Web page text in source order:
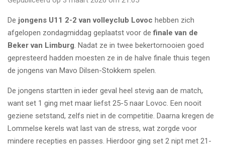
De jongens U11 2-2 van volleyclub Lovoc hebben zich
afgelopen zondagmiddag geplaatst voor definale van de
Beker van Limburg. Nadat ze in twee bekertornooien goed
gepresteerd hadden moesten ze in de halve finale thuis tegen
de jongens van Mavo Dilsen-Stokkem spelen.
De jongens startten in ieder geval heel stevig aan de match,
want set 1 ging met maar liefst 25-5 naar Lovoc. Een nooit
geziene setstand, zelfs niet in de competitie. Daarna kregen de
Lommelse kerels wat last van de stress, wat zorgde voor
mindere recepties en passes. Hierdoor ging set 2 nipt met 21-